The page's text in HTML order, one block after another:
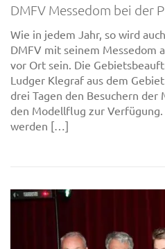
DMFV Messedom bei der
Wie in jedem Jahr, so wird
DMFV mit seinem Messedom
vor Ort sein. Die
Ludger Klegraf aus dem
drei Tagen den Besuchern der
den Modellflug zur
werden […]